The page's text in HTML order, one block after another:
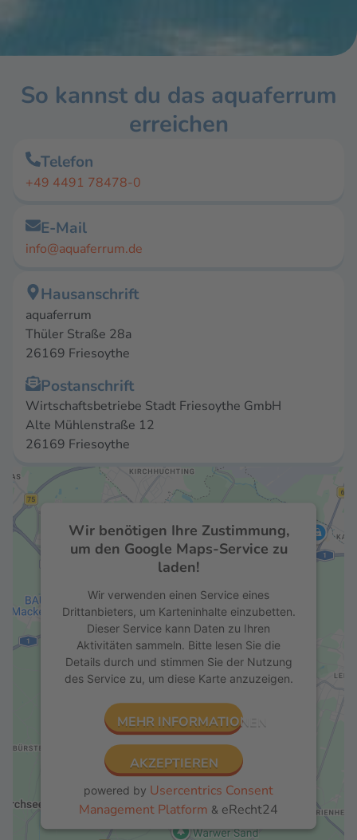
So kannst du das aquaferrum
erreichen
Telefon
+49 4491 78478-0
E-Mail
info@aquaferrum.de
Hausanschrift
aquaferrum
Thüler Straße 28a
26169 Friesoythe
Postanschrift
Wirtschaftsbetriebe Stadt Friesoythe GmbH
Alte Mühlenstraße 12
26169 Friesoythe
Wir benötigen Ihre Zustimmung,
um den Google Maps-Service zu
laden!
Wir verwenden einen Service eines
Drittanbieters, um Karteninhalte einzubetten.
Dieser Service kann Daten zu Ihren
Aktivitäten sammeln. Bitte lesen Sie die
Details durch und stimmen Sie der Nutzung
des Service zu, um diese Karte anzuzeigen.
MEHR INFORMATIONEN
AKZEPTIEREN
powered by Usercentrics Consent
Management Platform & eRecht24